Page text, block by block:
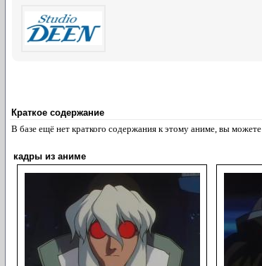
Краткое содержание
В базе ещё нет краткого содержания к этому аниме, вы можете
кадры из аниме